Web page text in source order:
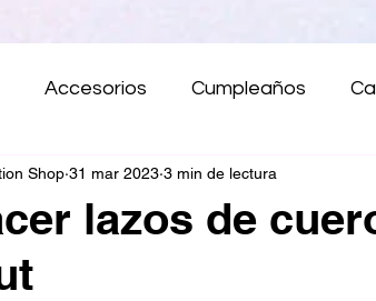
Accesorios Cumpleaños
Navidad Letrero
lazos de
Shop 31 mar 2023 3 min de lectura